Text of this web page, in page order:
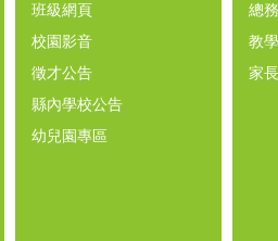
班級網頁
校園影音
徵才公告
縣內學校公告
幼兒園專區
總
教
家